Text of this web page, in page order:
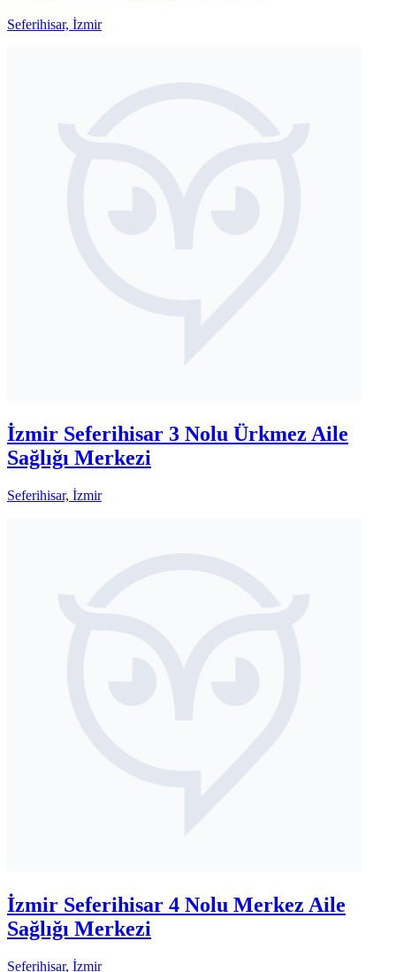
Seferihisar, İzmir
İzmir Seferihisar 3 Nolu Ürkmez Aile
Sağlığı Merkezi
Seferihisar, İzmir
İzmir Seferihisar 4 Nolu Merkez Aile
Sağlığı Merkezi
Seferihisar, İzmir